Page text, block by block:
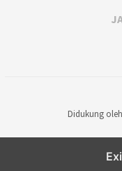
Didukung